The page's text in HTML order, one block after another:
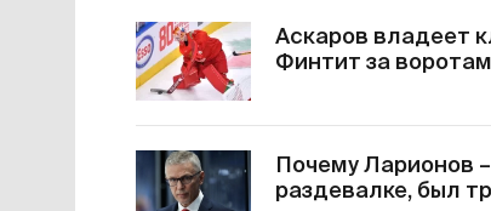
Аскаров владеет
Финтит за
Почему Ларионов
раздевалке, был